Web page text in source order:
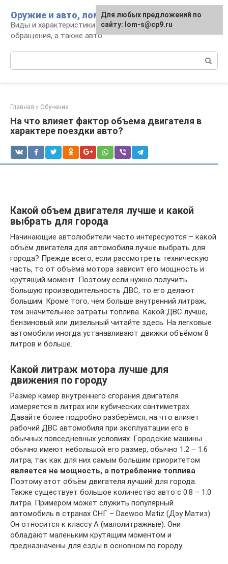
контенту
Оружие и авто, лом для мужика
Виды и характеристики оружия, правила
обращения, а также авто
Главная » Обучение
На что влияет фактор объема двигателя в
характере поездки авто?
Какой объем двигателя лучше и какой
выбрать для города
Начинающие автолюбители часто интересуются – какой
объём двигателя для автомобиля лучше выбрать для
города? Прежде всего, если рассмотреть техническую
часть, то от объёма мотора зависит его мощность и
крутящий момент. Поэтому если нужно получить
большую производительность ДВС, то его делают
большим. Кроме того, чем больше внутренний литраж,
тем значительнее затраты топлива. Какой ДВС лучше,
бензиновый или дизельный читайте здесь. На легковые
автомобили иногда устанавливают движки объёмом 8
литров и больше.
Какой литраж мотора лучше для
движения по городу
Размер камер внутреннего сгорания двигателя
измеряется в литрах или кубических сантиметрах.
Давайте более подробно разберёмся, на что влияет
рабочий ДВС автомобиля при эксплуатации его в
обычных повседневных условиях. Городские машины
обычно имеют небольшой его размер, обычно 1.2 – 1.6
литра, так как для них самым большим приоритетом
является не мощность, а потребление топлива.
Поэтому этот объём двигателя лучший для города.
Также существует большое количество авто с 0.8 – 1.0
литра. Примером может служить популярный
автомобиль в странах СНГ – Daewoo Matiz (Дэу Матиз).
Он относится к классу А (малолитражные). Они
обладают маленьким крутящим моментом и
предназначены для езды в основном по городу.
Для любых предложений по
сайту: lom-s@cp9.ru